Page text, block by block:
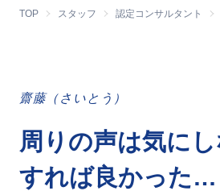
TOP スタッフ 認定コンサルタント
齋藤（さいとう）
周りの声は気に
すれば良かった…